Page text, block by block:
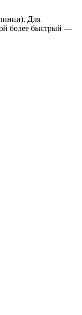
Для
более быстрый —